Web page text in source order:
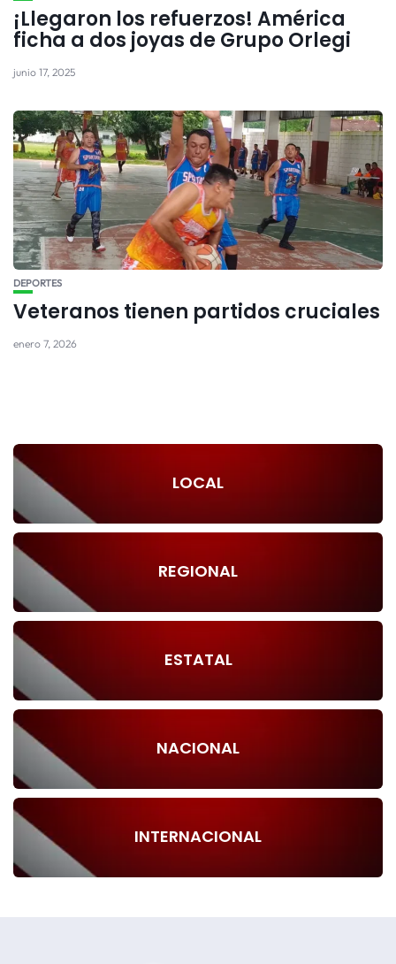
¡Llegaron los refuerzos! América
ficha a dos joyas de Grupo Orlegi
junio 17, 2025
DEPORTES
Veteranos tienen partidos cruciales
enero 7, 2026
LOCAL
REGIONAL
ESTATAL
NACIONAL
INTERNACIONAL